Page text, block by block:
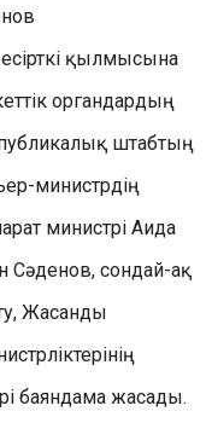
қылмысына
органдардың
штабтың
министрдің
министрі Аида
Сәденов, сондай-ақ
Жасанды
баяндама жасады.